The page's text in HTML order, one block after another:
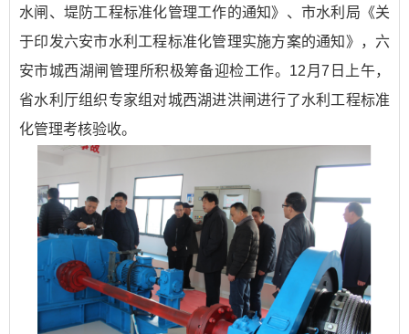
水闸、堤防工程标准化管理工作的通知》、市水利局《关
于印发六安市水利工程标准化管理实施方案的通知》，六
安市城西湖闸管理所积极筹备迎检工作。12月7日上午，
省水利厅组织专家组对城西湖进洪闸进行了水利工程标准
化管理考核验收。